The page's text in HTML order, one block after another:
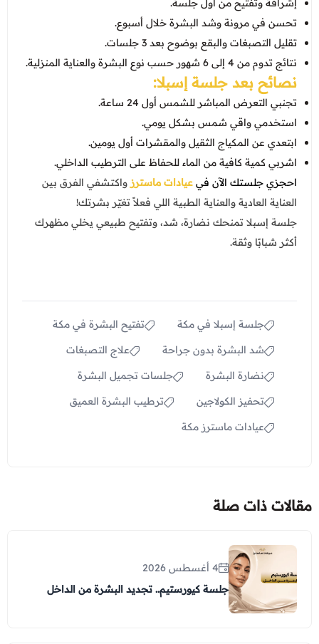
إشراقة وتفتيح من أول جلسة.
تحسن في مرونة وشد البشرة خلال أسبوع.
تقليل التصبغات والبقع بوضوح بعد 3 جلسات.
نتائج تدوم من 4 إلى 6 شهور حسب نوع البشرة والعناية المنزلية.
نصائح بعد جلسة إسبلا:
تجنبي التعرض المباشر للشمس أول 24 ساعة.
استخدمي واقي شمس بشكل يومي.
ابتعدي عن المكياج الثقيل والمقشرات أول يومين.
اشربي كمية كافية من الماء للحفاظ على الترطيب الداخلي.
احجزي جلستك الآن فيعيادات ماسترز واكتشفي الفرق بين
العناية العادية والعناية الطبية اللي فعلاً تغيّر بشرتك!
جلسة إسبلا تمنحك نضارة، شد، وتفتيح طبيعي يخلي مظهرك
أكثر شبابًا وثقة.
جلسة إسبلا في مكة
تفتيح البشرة في مكة
شد البشرة بدون جراحة
علاج التصبغات
نضارة البشرة
جلسات تجميل البشرة
تحفيز الكولاجين
ترطيب البشرة العميق
عيادات ماسترز مكة
مقالات ذات صلة
4 أغسطس 2026
جلسة كيورستيم.. تجديد البشرة من الداخل